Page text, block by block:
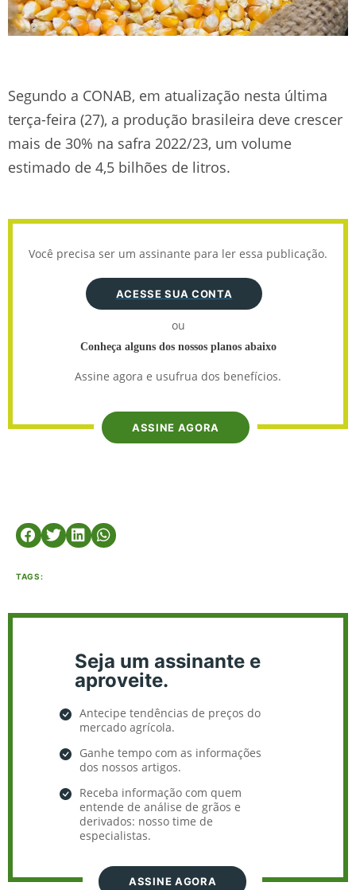
Segundo a CONAB, em atualização nesta última
terça-feira (27), a produção brasileira deve crescer
mais de 30% na safra 2022/23, um volume
estimado de 4,5 bilhões de litros.
Você precisa ser um assinante para ler essa publicação.
ACESSE SUA CONTA
ou
Conheça alguns dos nossos planos abaixo
Assine agora e usufrua dos benefícios.
ASSINE AGORA
TAGS:
Seja um assinante e
aproveite.
Antecipe tendências de preços do
mercado agrícola.
Ganhe tempo com as informações
dos nossos artigos.
Receba informação com quem
entende de análise de grãos e
derivados: nosso time de
especialistas.
ASSINE AGORA